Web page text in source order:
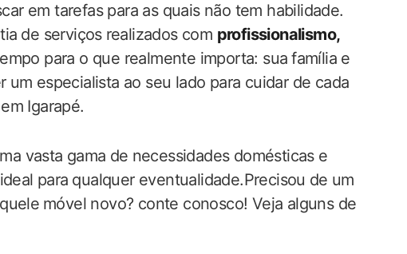
em tarefas para as quais não tem habilidade.
⁤de serviços⁣ realizados com profissionalismo,
para o que‍ realmente importa: sua ⁤família e⁢
especialista ao seu lado para cuidar de cada‌
‌Igarapé.
vasta gama de⁤ necessidades‍ domésticas e
para⁢ qualquer eventualidade.Precisou ⁤de um
⁤móvel novo? conte conosco!‌ Veja alguns de